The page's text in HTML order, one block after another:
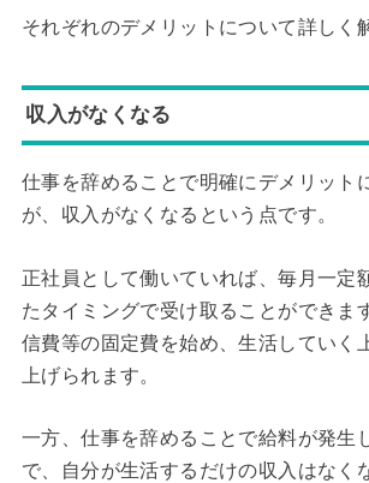
それぞれのデメリットについて詳しく
収入がなくなる
仕事を辞めることで明確にデメリット
が、収入がなくなるという点です。
正社員として働いていれば、毎月一定
たタイミングで受け取ることができま
信費等の固定費を始め、生活していく
上げられます。
一方、仕事を辞めることで給料が発生
で、自分が生活するだけの収入はなく